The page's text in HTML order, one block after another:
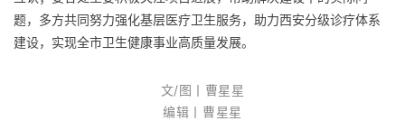
题，多方共同努力强化基层医疗卫生服务，助力西安分级诊疗体系
建设，实现全市卫生健康事业高质量发展。
文/图 丨曹星星
编辑丨曹星星